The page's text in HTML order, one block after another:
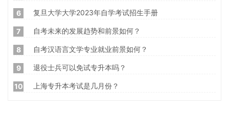
6 复旦大学大学2023年自学考试招生手册
7 自考未来的发展趋势和前景如何？
8 自考汉语言文学专业就业前景如何？
9 退役士兵可以免试专升本吗？
10 上海专升本考试是几月份？